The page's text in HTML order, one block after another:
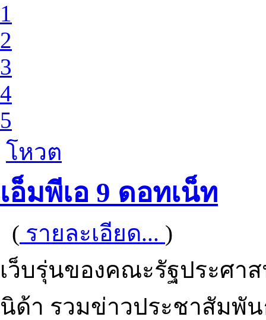
1
2
3
4
5
โหวต
เอ็มพีเอ 9 ดอทเน็ท
( รายละเอียด... )
เว็บรุ่นของคณะรัฐประศา
นิด้า รวมข่าวประชาสัมพั